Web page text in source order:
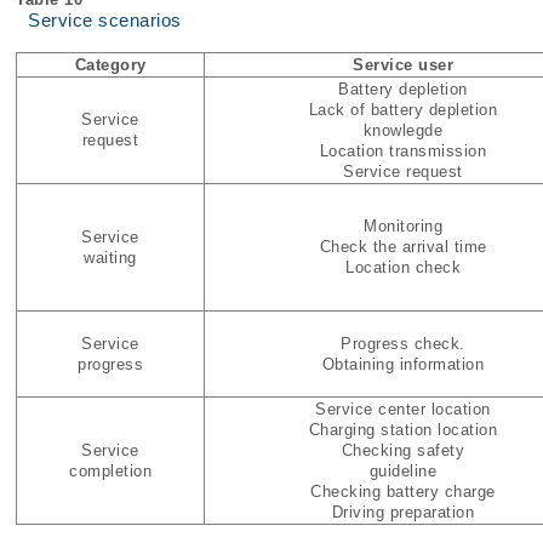
Service scenarios
Category Service user
Service
request
Battery depletion
Lack of battery depletion
knowlegde
Location transmission
Service request
Service
waiting
Monitoring
Check the arrival time
Location check
Service
progress
Progress check.
Obtaining information
Service
completion
Service center location
Charging station location
Checking safety
guideline
Checking battery charge
Driving preparation